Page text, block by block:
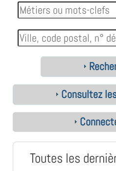
Consultez
Toutes les